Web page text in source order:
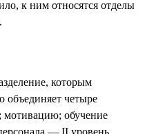
к ним относятся отделы
которым
четыре
мотивацию; обучение
— II уровень.